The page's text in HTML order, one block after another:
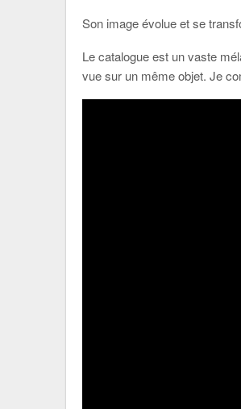
Son image évolue et se
Le catalogue est un vaste
vue sur un même objet. Je